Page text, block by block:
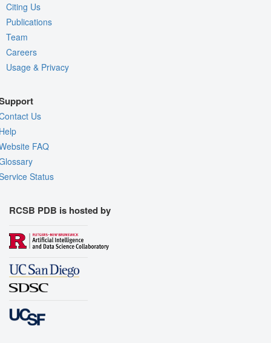
Fo-Fc(+ve) σ
View
Controls Help
Assembly Symmetry
Export Models
Export Geometry
Citing Us
Publications
Team
Careers
Usage & Privacy
Us
FAQ
Status
RCSB PDB is hosted by